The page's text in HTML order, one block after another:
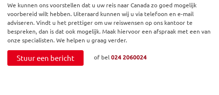
We kunnen ons voorstellen dat u uw reis naar Canada zo goed mogelijk
voorbereid wilt hebben. Uiteraard kunnen wij u via telefoon en e-mail
adviseren. Vindt u het prettiger om uw reiswensen op ons kantoor te
bespreken, dan is dat ook mogelijk. Maak hiervoor een afspraak met een van
onze specialisten. We helpen u graag verder.
Stuur een bericht of bel024 2060024